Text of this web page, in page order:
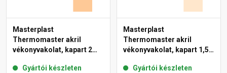
Masterplast
Thermomaster akril
vékonyvakolat, kapart 2
Gyártói készleten
Masterplast
Thermomaster akril
vékonyvakolat, kapart 1,5
Gyártói készleten